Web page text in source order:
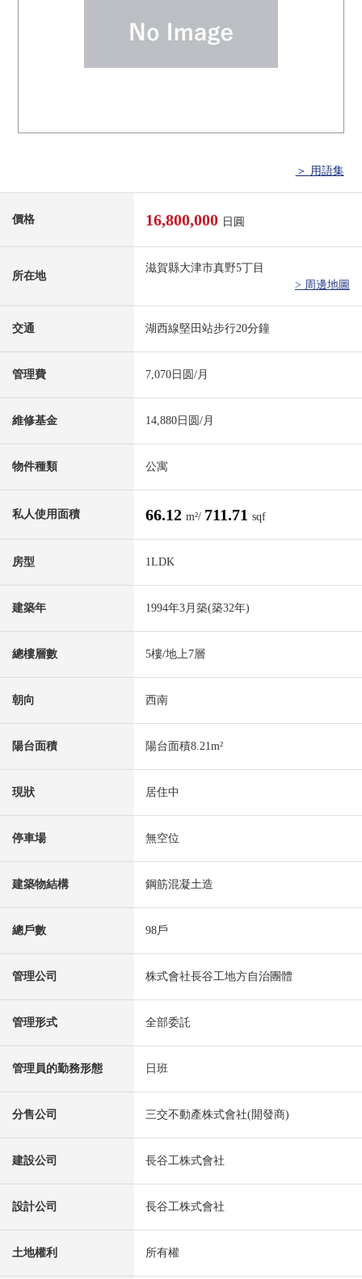
＞ 用語集
價格 16,800,000 日圓
所在地
滋賀縣大津市真野5丁目
> 周邊地圖
交通 湖西線堅田站步行20分鐘
管理費 7,070日圆/月
維修基金 14,880日圆/月
物件種類 公寓
私人使用面積 66.12 m²/ 711.71 sqf
房型 1LDK
建築年 1994年3月築(築32年)
總樓層數 5樓/地上7層
朝向 西南
陽台面積 陽台面積8.21m²
現狀 居住中
停車場 無空位
建築物結構 鋼筋混凝土造
總戶數 98戶
管理公司 株式會社長谷工地方自治團體
管理形式 全部委託
管理員的勤務形態 日班
分售公司 三交不動產株式會社(開發商)
建設公司 長谷工株式會社
設計公司 長谷工株式會社
土地權利 所有權